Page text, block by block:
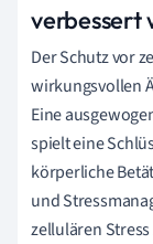
verbessert
Der Schutz vor
wirkungsvollen
Eine
spielt eine
körperliche
und
zellulären